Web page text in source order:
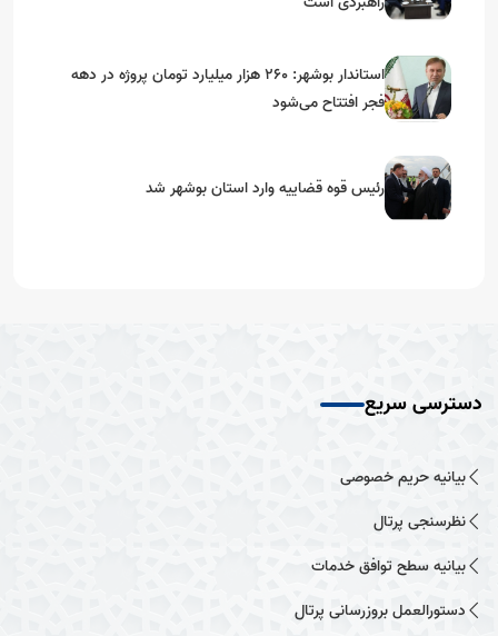
استاندار بوشهر: ۲۶۰ هزار میلیارد تومان پروژه در دهه
فجر افتتاح می‌شود
رئیس قوه قضاییه وارد استان بوشهر شد
دسترسی سریع
بیانیه حریم خصوصی
نظرسنجی پرتال
بیانیه سطح توافق خدمات
دستورالعمل بروزرسانی پرتال